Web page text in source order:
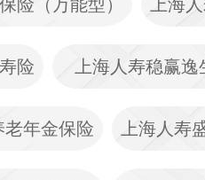
险（万能型） 上海
险 上海人寿稳赢
老年金保险 上海人寿